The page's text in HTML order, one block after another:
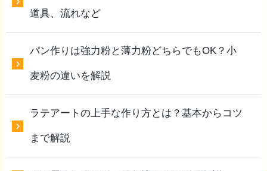
道具、流れなど
パン作りは強力粉と薄力粉どちらでもOK？小
麦粉の違いを解説
ラテアートの上手な作り方とは？基本からコツ
まで解説